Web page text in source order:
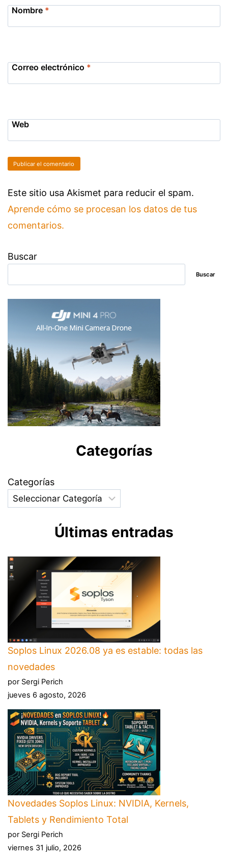
Nombre *
Correo electrónico *
Web
Este sitio usa Akismet para reducir el spam.
Aprende cómo se procesan los datos de tus
comentarios.
Buscar
Buscar
Categorías
Categorías
Últimas entradas
Soplos Linux 2026.08 ya es estable: todas las
novedades
por Sergi Perich
jueves 6 agosto, 2026
Novedades Soplos Linux: NVIDIA, Kernels,
Tablets y Rendimiento Total
por Sergi Perich
viernes 31 julio, 2026